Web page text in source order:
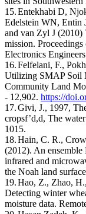
15.Entekhabi D,
Edelstein WN, Entin
and van Zyl J
mission.
Electronics
16.Felfelani, F.,
Utilizing SMAP Soil
Community Land
- 12,902. https://
17.Givi, J., 1997,
cropsf’d,d, The
1015.
18.Hain, C. R.,
(2012). An
infrared and
the Noah land
19.Hao, Z., Zhao,
Detecting winter
moisture data.